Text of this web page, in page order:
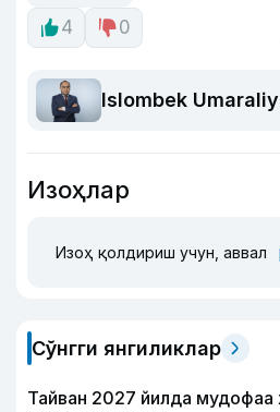
4
0
Islombek
Изоҳлар
Изоҳ қолдириш учун, аввал
Сўнгги янгиликлар
Тайван 2027 йилда мудофаа